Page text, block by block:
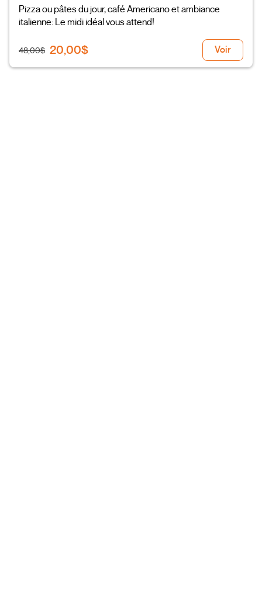
Pizza ou pâtes du jour, café Americano et ambiance
italienne: Le midi idéal vous attend!
48,00$ 20,00$ Voir